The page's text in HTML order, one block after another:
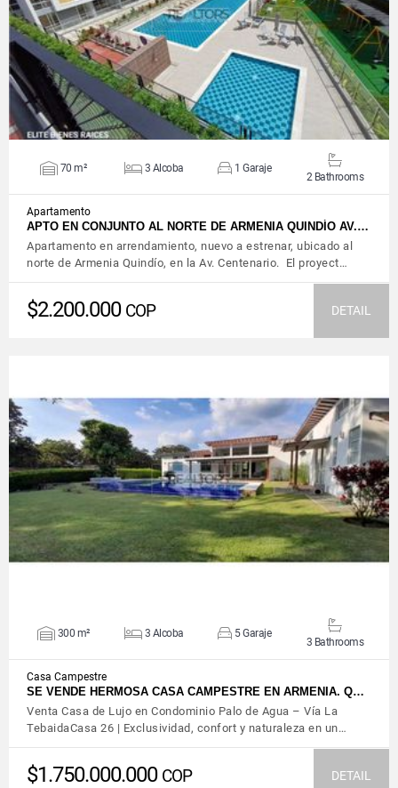
VIEW DETAILS
70 m² 3 Alcoba 1 Garaje
2 Bathrooms
Apartamento
APTO EN CONJUNTO AL NORTE DE ARMENIA QUINDÍO AV.…
Apartamento en arrendamiento, nuevo a estrenar, ubicado al
norte de Armenia Quindío, en la Av. Centenario. El proyect…
$2.200.000 COP DETAIL
VIEW DETAILS
300 m² 3 Alcoba 5 Garaje
3 Bathrooms
Casa Campestre
SE VENDE HERMOSA CASA CAMPESTRE EN ARMENIA. Q…
Venta Casa de Lujo en Condominio Palo de Agua – Vía La
TebaidaCasa 26 | Exclusividad, confort y naturaleza en un…
$1.750.000.000 COP DETAIL